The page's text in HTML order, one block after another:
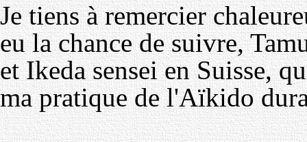
Je tiens à remercier
eu la chance de suivre,
et Ikeda sensei en Suisse,
ma pratique de l'Aïkido